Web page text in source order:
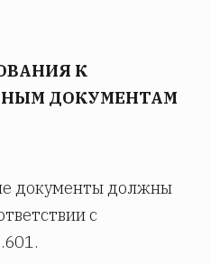
К
ДОКУМЕНТАМ
документы должны
с